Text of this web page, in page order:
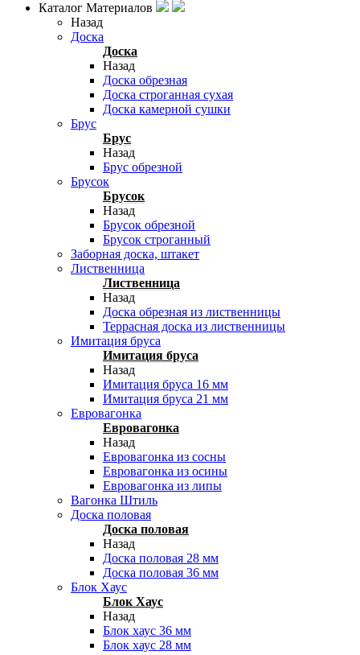
Каталог Материалов
Назад
Доска
Доска
Назад
Доска обрезная
Доска строганная сухая
Доска камерной сушки
Брус
Брус
Назад
Брус обрезной
Брусок
Брусок
Назад
Брусок обрезной
Брусок строганный
Заборная доска, штакет
Лиственница
Лиственница
Назад
Доска обрезная из лиственницы
Террасная доска из лиственницы
Имитация бруса
Имитация бруса
Назад
Имитация бруса 16 мм
Имитация бруса 21 мм
Евровагонка
Евровагонка
Назад
Евровагонка из сосны
Евровагонка из осины
Евровагонка из липы
Вагонка Штиль
Доска половая
Доска половая
Назад
Доска половая 28 мм
Доска половая 36 мм
Блок Хаус
Блок Хаус
Назад
Блок хаус 36 мм
Блок хаус 28 мм